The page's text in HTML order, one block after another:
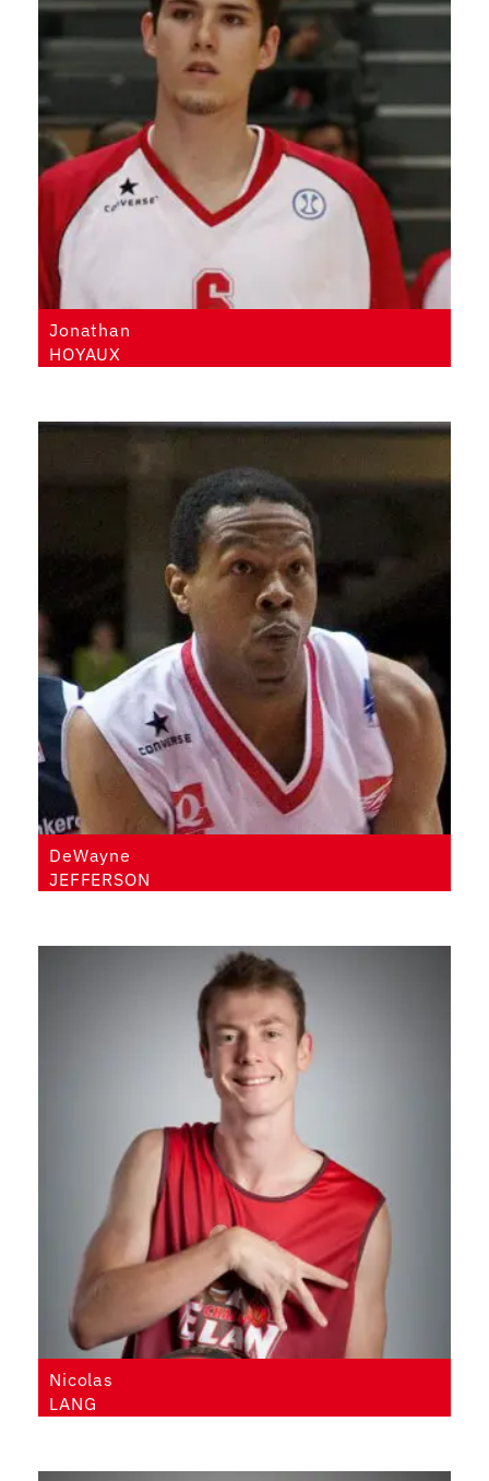
Jonathan
HOYAUX
DeWayne
JEFFERSON
Nicolas
LANG